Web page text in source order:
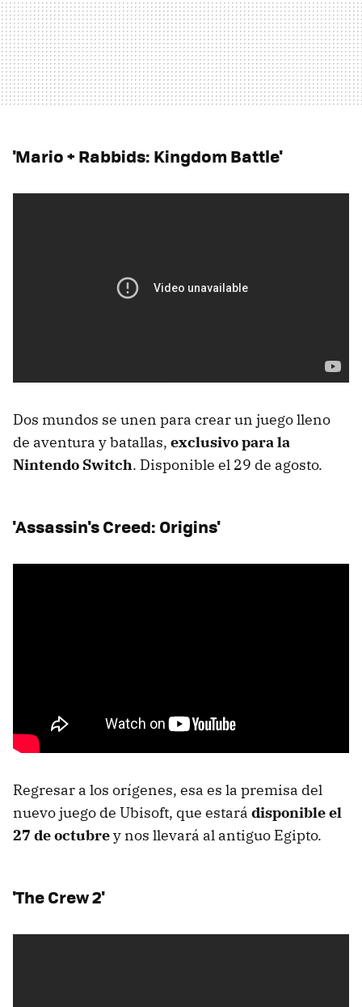
'Mario + Rabbids: Kingdom Battle'
Dos mundos se unen para crear un juego lleno
de aventura y batallas, exclusivo para la
Nintendo Switch. Disponible el 29 de agosto.
'Assassin's Creed: Origins'
Regresar a los orígenes, esa es la premisa del
nuevo juego de Ubisoft, que estará disponible el
27 de octubrey nos llevará al antiguo Egipto.
'The Crew 2'